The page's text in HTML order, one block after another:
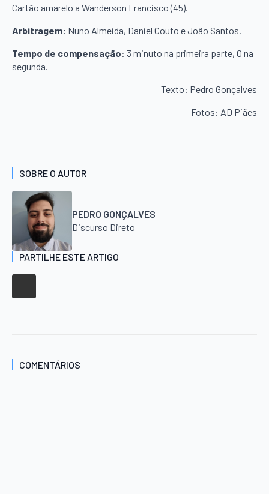
Cartão amarelo a Wanderson Francisco (45).
Arbitragem: Nuno Almeida, Daniel Couto e João Santos.
Tempo de compensação: 3 minuto na primeira parte, 0 na
segunda.
Texto: Pedro Gonçalves
Fotos: AD Piães
SOBRE O AUTOR
PEDRO GONÇALVES
Discurso Direto
PARTILHE ESTE ARTIGO
COMENTÁRIOS